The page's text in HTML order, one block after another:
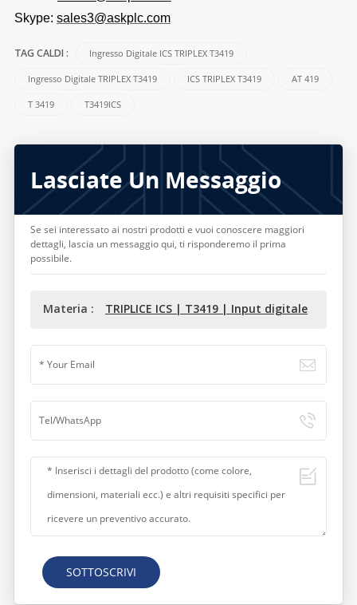
Skype: sales3@askplc.com
TAG CALDI : Ingresso Digitale ICS TRIPLEX T3419
Ingresso Digitale TRIPLEX T3419 ICS TRIPLEX T3419 AT 419
T 3419 T3419ICS
Lasciate Un Messaggio
Se sei interessato ai nostri prodotti e vuoi conoscere maggiori
dettagli, lascia un messaggio qui, ti risponderemo il prima
possibile.
Materia : TRIPLICE ICS | T3419 | Input digitale
SOTTOSCRIVI